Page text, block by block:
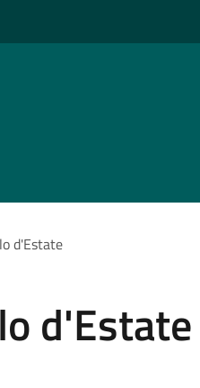
d'Estate
d'Estate